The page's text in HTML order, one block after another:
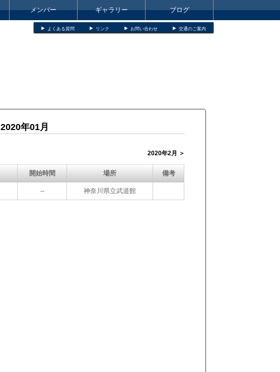
メンバー ギャラリー ブログ
よくある質問 リンク お問い合わせ 交通のご案内
2020年01月
2020年2月 ＞
開始時間 場所 備考
-- 神奈川県立武道館